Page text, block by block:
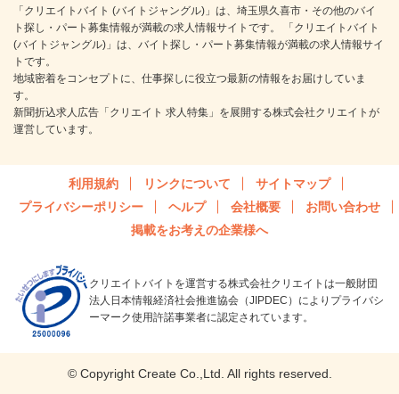
「クリエイトバイト (バイトジャングル)」は、埼玉県久喜市・その他のバイ
ト探し・パート募集情報が満載の求人情報サイトです。 「クリエイトバイト
(バイトジャングル)」は、バイト探し・パート募集情報が満載の求人情報サイ
トです。
地域密着をコンセプトに、仕事探しに役立つ最新の情報をお届けしていま
す。
新聞折込求人広告「クリエイト 求人特集」を展開する株式会社クリエイトが
運営しています。
利用規約 リンクについて
サイトマップ
プライバシーポリシー
ヘルプ 会社概要
お問い合わせ
掲載をお考えの企業様へ
クリエイトバイトを運営する株式会社クリエイトは一般財団
法人日本情報経済社会推進協会（JIPDEC）によりプライバシ
ーマーク使用許諾事業者に認定されています。
© Copyright Create Co.,Ltd. All rights reserved.